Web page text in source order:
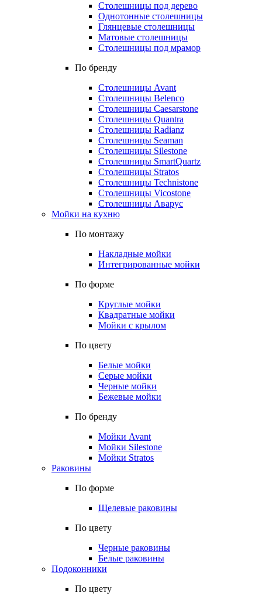
Столешницы под дерево
Однотонные столешницы
Глянцевые столешницы
Матовые столешницы
Столешницы под мрамор
По бренду
Столешницы Avant
Столешницы Belenco
Столешницы Caesarstone
Столешницы Quantra
Столешницы Radianz
Столешницы Seaman
Столешницы Silestone
Столешницы SmartQuartz
Столешницы Stratos
Столешницы Technistone
Столешницы Vicostone
Столешницы Аварус
Мойки на кухню
По монтажу
Накладные мойки
Интегрированные мойки
По форме
Круглые мойки
Квадратные мойки
Мойки с крылом
По цвету
Белые мойки
Серые мойки
Черные мойки
Бежевые мойки
По бренду
Мойки Avant
Мойки Silestone
Мойки Stratos
Раковины
По форме
Щелевые раковины
По цвету
Черные раковины
Белые раковины
Подоконники
По цвету